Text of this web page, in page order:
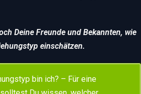
Deine Freunde und Bekannten, wie
einschätzen.
bin ich? – Für eine